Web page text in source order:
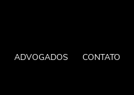
ADVOGADOS CONTATO